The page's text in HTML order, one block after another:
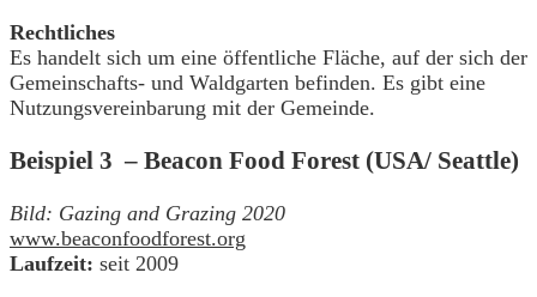
Rechtliches
Es handelt sich um eine öffentliche Fläche, auf der sich der
Gemeinschafts- und Waldgarten befinden. Es gibt eine
Nutzungsvereinbarung mit der Gemeinde.
Beispiel 3 – Beacon Food Forest (USA/ Seattle)
Bild: Gazing and Grazing 2020
www.beaconfoodforest.org
Laufzeit: seit 2009